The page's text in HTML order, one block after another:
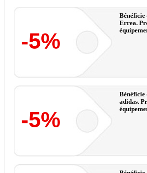
-5%
Bénéficie
Errea.
-5%
Bénéficie
adidas.